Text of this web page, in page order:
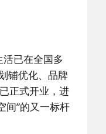
已在全国多
铺优化、品牌
正式开业，进
间”的又一标杆